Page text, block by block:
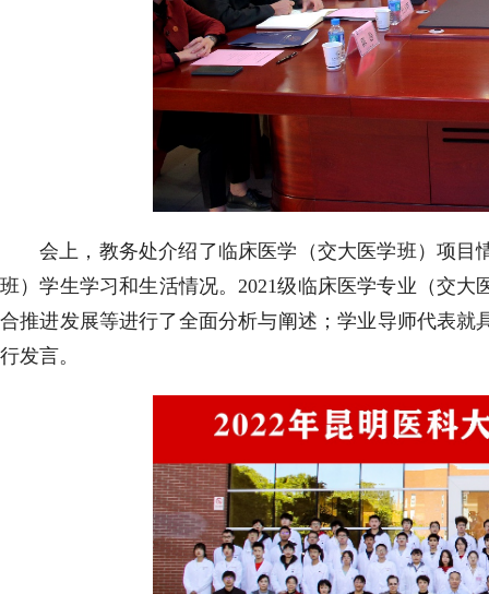
会上，教务处介绍了临床医学（交大医学班）项目
班）学生学习和生活情况。2021级临床医学专业（交
合推进发展等进行了全面分析与阐述；学业导师代表
行发言。